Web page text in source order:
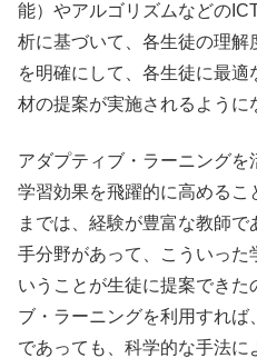
能）やアルゴリズムなどの
析に基づいて、各生徒の理
を明確にして、各生徒に最
材の提案が実施されるように
アダプティブ・ラーニング
学習効果を飛躍的に高める
までは、経験が豊富な教師
手分野があって、こういった
いうことが生徒に提案できた
ブ・ラーニングを利用すれ
であっても、科学的な手法